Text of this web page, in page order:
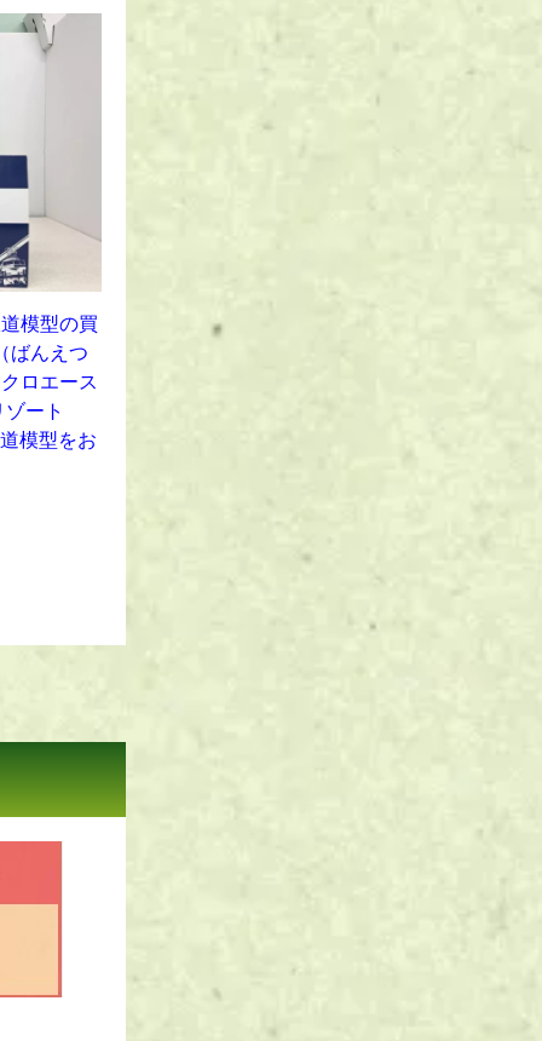
模型の買
ばんえつ
ロエース
ート
模型をお